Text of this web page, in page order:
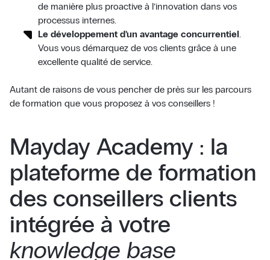
de manière plus proactive à l’innovation dans vos
processus internes.
Le développement d’un avantage concurrentiel
Vous vous démarquez de vos clients grâce à une
excellente qualité de service.
Autant de raisons de vous pencher de près sur les parcours
de formation que vous proposez à vos conseillers !
Mayday Academy : la
plateforme de formation
des conseillers clients
intégrée à votre
knowledge base